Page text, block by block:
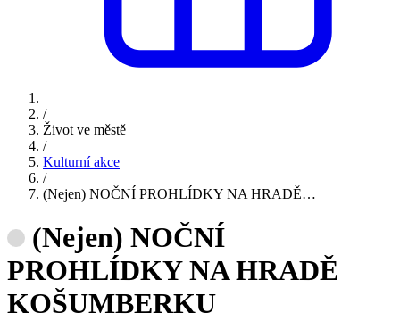
/
Život ve městě
/
Kulturní akce
/
(Nejen) NOČNÍ PROHLÍDKY NA HRADĚ…
(Nejen) NOČNÍ
PROHLÍDKY NA HRADĚ
KOŠUMBERKU